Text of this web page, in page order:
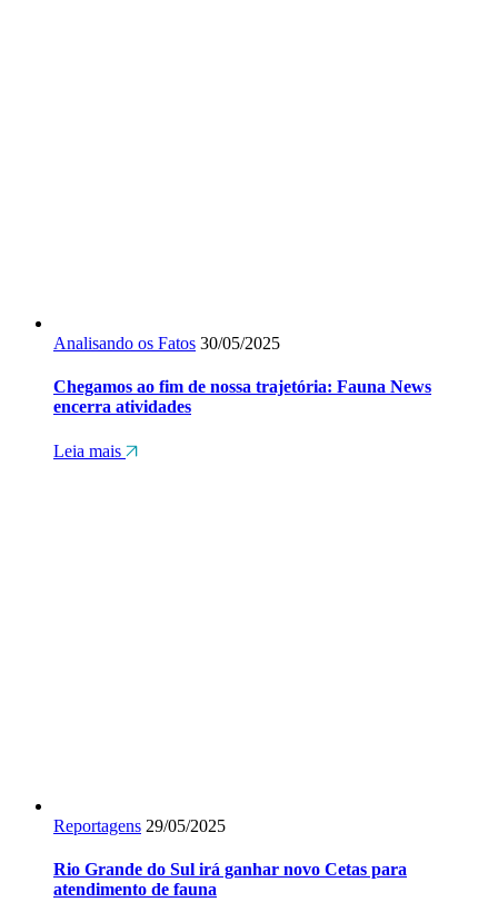
Analisando os Fatos 30/05/2025
Chegamos ao fim de nossa trajetória: Fauna News
encerra atividades
Leia mais
Reportagens 29/05/2025
Rio Grande do Sul irá ganhar novo Cetas para
atendimento de fauna